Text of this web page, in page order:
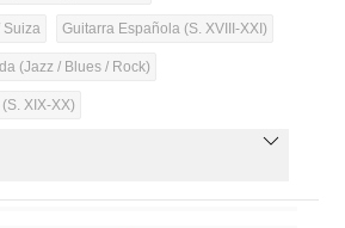
Suiza Guitarra Española (S. XVIII-XXI)
(Jazz / Blues / Rock)
XIX-XX)